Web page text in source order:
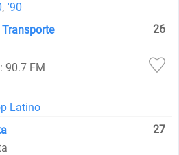
, '90
26
90.7 FM
Latino
27